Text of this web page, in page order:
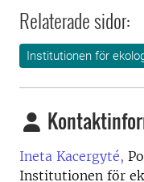
Relaterade sidor:
Institutionen för
Ineta Kacergyté,
Institutionen för